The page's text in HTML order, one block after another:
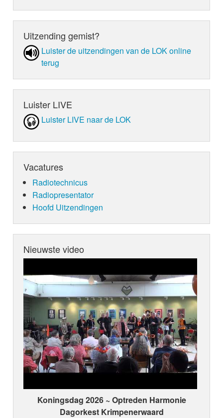
Uitzending gemist?
Luister de uit­zen­din­gen van de LOK online
terug
Luister LIVE
Luister LIVE naar de LOK
Vacatures
Radiotechnicus
Radiopresentator
Hoofd Uitzendingen
Nieuwste video
Koningsdag 2026 ~ Optreden Harmonie
Dagorkest Krimpenerwaard